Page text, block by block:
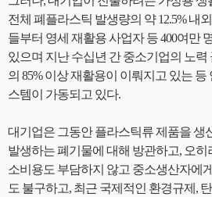
전체 폐플라스틱 발생량의 약 12.5% 내
들부터 영세 재활용 사업자 등 400여만
있으며 지난 수십년 간 중소기업의 노
의 85% 이상 재활용이 이뤄지고 있는 등
스템이 가동되고 있다.
대기업은 그동안 플라스틱류 제품을 생
발생하는 폐기물에 대해 방관하고, 오히
소비용도 부담하지 않고 중소생산자에
도 불구하고, 최근 국제적인 환경규제,